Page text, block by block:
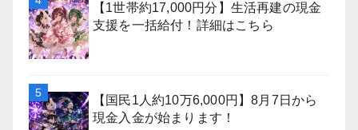
【1世帯約17,000円分】生活再建の現金
支援を一括給付！詳細はこちら
【国民1人約10万6,000円】8月7日から
現金入金が始まります！